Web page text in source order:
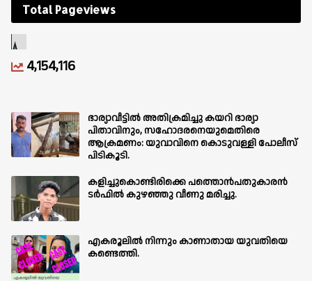
Total Pageviews
4,154,116
ഭാര്യാവീട്ടിൽ അതിക്രമിച്ചു കയറി ഭാര്യാ
പിതാവിനും, സഹോദരനെയുമെതിരെ
ആക്രമണം: യുവാവിനെ കൊടുവള്ളി പോലീസ്
പിടികൂടി.
കളിച്ചുകൊണ്ടിരിക്കെ പത്തൊൻപതുകാരൻ
ടർഫിൽ കുഴഞ്ഞു വീണു മരിച്ചു.
എകരൂലിൽ നിന്നും കാണാതായ യുവതിയെ
കണ്ടെത്തി.